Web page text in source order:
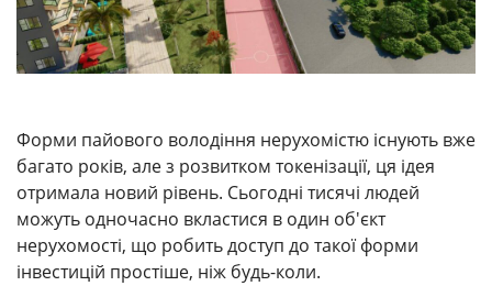
Форми пайового володіння нерухомістю існують вже
багато років, але з розвитком токенізації, ця ідея
отримала новий рівень. Сьогодні тисячі людей
можуть одночасно вкластися в один об'єкт
нерухомості, що робить доступ до такої форми
інвестицій простіше, ніж будь-коли.